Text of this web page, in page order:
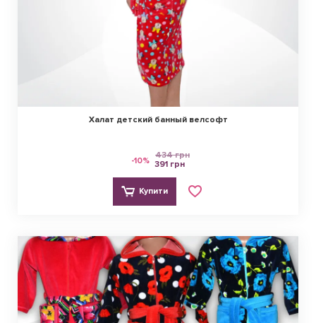
Халат детский банный велсофт
-10% 434 грн
391 грн
Купити